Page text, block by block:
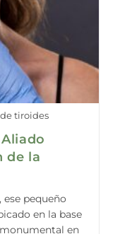
tiroides
de la
pequeño
en la base
en